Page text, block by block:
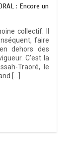
: Encore un
collectif. Il
faire
dehors des
C’est la
Traoré, le
[…]